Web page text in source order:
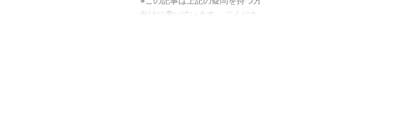
向けに書いています。 こんにち